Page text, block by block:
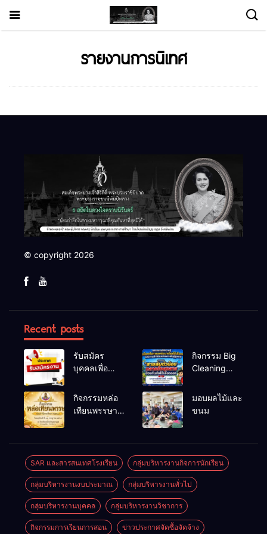
รายงานการนิเทศ
© copyright 2026
Recent posts
รับสมัคร
บุคคลเพื่อ
เลือกสรรเป็น
พนักงาน
กิจกรรม Big
Cleaning
ป้องกันโรคไข้
กิจกรรมหล่อ
เทียนพรรษา
มอบผลไม้และ
ขนม
SAR และสารสนเทศโรงเรียน กลุ่มบริหารงานกิจการนักเรียน
กลุ่มบริหารงานงบประมาณ กลุ่มบริหารงานทั่วไป
กลุ่มบริหารงานบุคคล กลุ่มบริหารงานวิชาการ
กิจกรรมการเรียนการสอน ข่าวประกาศจัดซื้อจัดจ้าง